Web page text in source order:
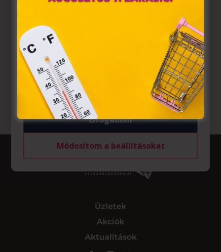
Üzletek
Akciók
Aktualitások
A „sütiket" az elektronikus hírközlésről szóló 2003. évi C.
törvény, az elektronikus kereskedelmi szolgáltatások, az
információs társadalommal összefüggő szolgáltatások
egyes kérdéseiről szóló 2001. évi CVIII. törvény, valamint
az Európai Unió előírásainak megfelelően használjuk.
Azon weblapoknak, melyek az Európai Unió országain
belül működnek, a „sütik" használatához, és ezeknek a
felhasználó számítógépén vagy egyéb eszközén történő
tárolásához a felhasználók hozzájárulását kell kérniük.
Elfogadom
Módosítom a beállításokat